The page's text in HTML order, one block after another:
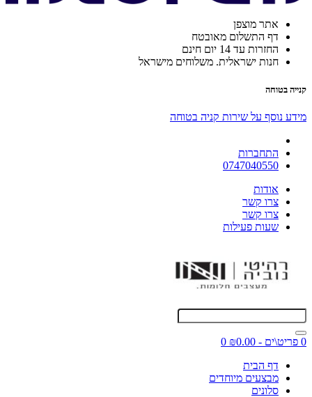
אתר מוצפן
דף התשלום מאובטח
החזרות עד 14 יום חינם
חנות ישראלית. משלוחים מישראל
קנייה בטוחה
מידע נוסף על שירות קניה בטוחה
התחברות
0747040550
אודות
צרו קשר
צרו קשר
שעות פעילות
0 פריט\ים - ₪0.00
0
דף הבית
מבצעים מיוחדים
סלונים